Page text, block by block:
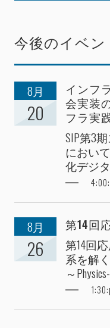
今後のイベン
8月
20
インフ
会実装
フラ実
SIP第3
におい
化デジ
8月
26
第14回
第14回
系を解
～